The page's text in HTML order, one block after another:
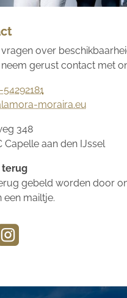
over
gerust contact met
54292181
moraira.eu
348
Capelle aan den IJssel
terug
gebeld worden door
een mailtje.